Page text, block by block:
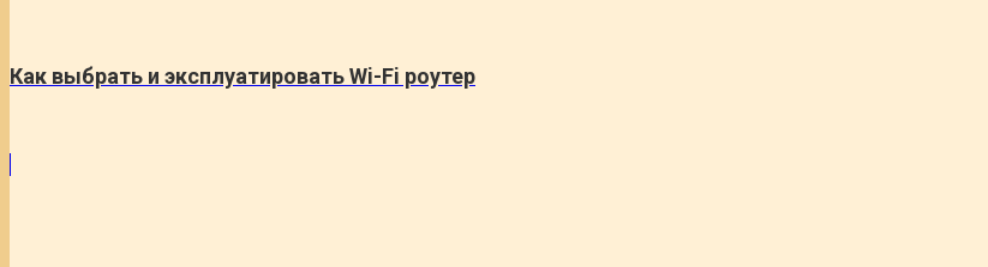
Как выбрать и эксплуатировать Wi-Fi роутер